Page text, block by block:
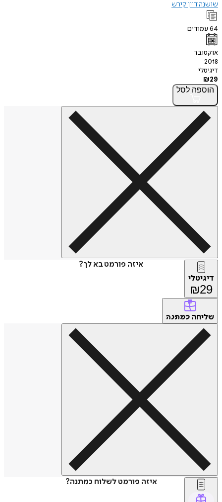
שושנה דיין קירש
64עמודים
אוקטובר
2018
דיגיטלי
₪29
הוספה לסל
איזה פורמט בא לך?
דיגיטלי
₪29
שליחה כמתנה
איזה פורמט לשלוח כמתנה?